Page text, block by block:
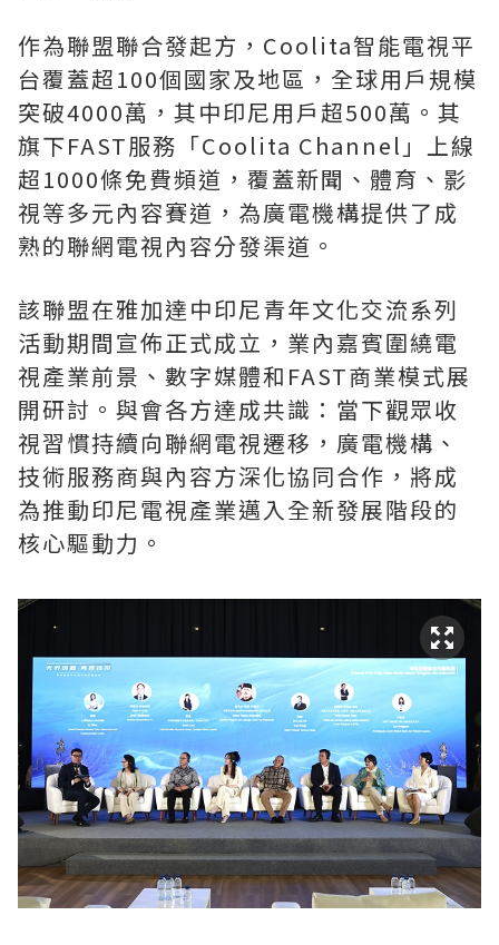
作為聯盟聯合發起方，Coolita智能電視平
台覆蓋超100個國家及地區，全球用戶規模
突破4000萬，其中印尼用戶超500萬。其
旗下FAST服務「Coolita Channel」上線
超1000條免費頻道，覆蓋新聞、體育、影
視等多元內容賽道，為廣電機構提供了成
熟的聯網電視內容分發渠道。
該聯盟在雅加達中印尼青年文化交流系列
活動期間宣佈正式成立，業內嘉賓圍繞電
視產業前景、數字媒體和FAST商業模式展
開研討。與會各方達成共識：當下觀眾收
視習慣持續向聯網電視遷移，廣電機構、
技術服務商與內容方深化協同合作，將成
為推動印尼電視產業邁入全新發展階段的
核心驅動力。